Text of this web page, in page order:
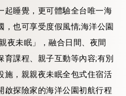
起睡覺，更可體驗全台唯一海
，也可享受度假風情;海洋公園
夜未眠」，融合日間、夜間
育課程、親子互動等內容;有別
施，親親夜未眠全包式住宿活
啟探險家的海洋公園初航行程